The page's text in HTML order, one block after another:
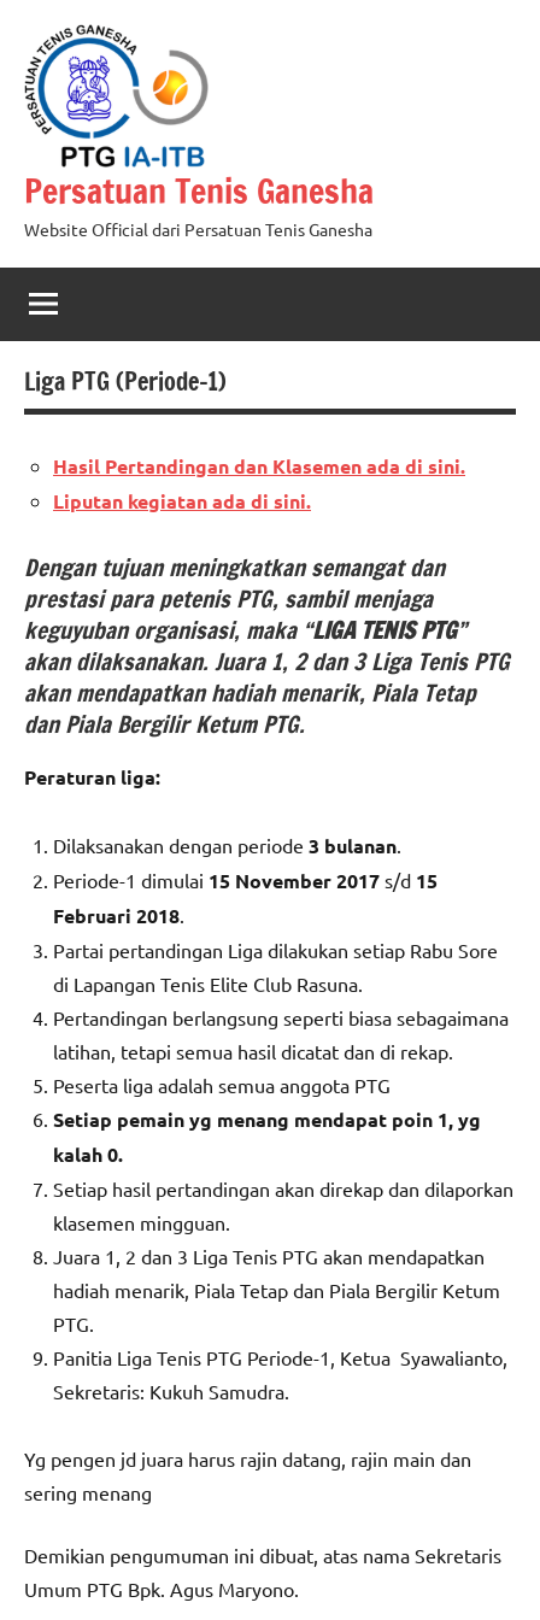
content
Persatuan Tenis Ganesha
Website Official dari Persatuan Tenis Ganesha
Liga PTG (Periode-1)
Hasil Pertandingan dan Klasemen ada di sini.
Liputan kegiatan ada di sini.
Dengan tujuan meningkatkan semangat dan
prestasi para petenis PTG, sambil menjaga
keguyuban organisasi, maka “LIGA TENIS PTG”
akan dilaksanakan. Juara 1, 2 dan 3 Liga Tenis PTG
akan mendapatkan hadiah menarik, Piala Tetap
dan Piala Bergilir Ketum PTG.
Peraturan liga:
Dilaksanakan dengan periode 3 bulanan
Periode-1 dimulai 15 November 2017 s/d 15
Februari 2018
Partai pertandingan Liga dilakukan setiap Rabu Sore
di Lapangan Tenis Elite Club Rasuna.
Pertandingan berlangsung seperti biasa sebagaimana
latihan, tetapi semua hasil dicatat dan di rekap.
Peserta liga adalah semua anggota PTG
Setiap pemain yg menang mendapat poin 1, yg
kalah 0.
Setiap hasil pertandingan akan direkap dan dilaporkan
klasemen mingguan.
Juara 1, 2 dan 3 Liga Tenis PTG akan mendapatkan
hadiah menarik, Piala Tetap dan Piala Bergilir Ketum
PTG.
Panitia Liga Tenis PTG Periode-1, Ketua Syawalianto,
Sekretaris: Kukuh Samudra.
Yg pengen jd juara harus rajin datang, rajin main dan
sering menang
Demikian pengumuman ini dibuat, atas nama Sekretaris
Umum PTG Bpk. Agus Maryono.